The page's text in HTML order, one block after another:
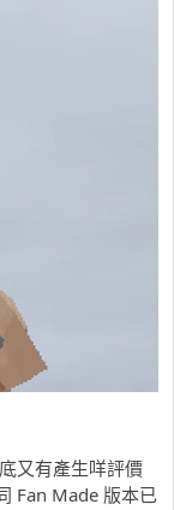
又有產生咩評價
Fan Made 版本已